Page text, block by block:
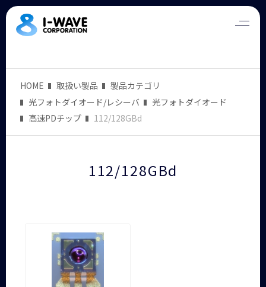
HOME 取扱い製品
製品カテゴリ
光フォトダイオード/レシーバ
光フォトダイオード
高速PDチップ
112/128GBd
112/128GBd